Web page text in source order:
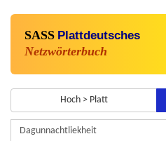
SASS Plattdeutsches
Netzwörterbuch
Hoch > Platt